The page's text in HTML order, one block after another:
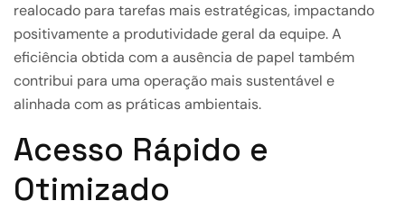
realocado para tarefas mais estratégicas, impactando
positivamente a produtividade geral da equipe. A
eficiência obtida com a ausência de papel também
contribui para uma operação mais sustentável e
alinhada com as práticas ambientais.
Acesso Rápido e
Otimizado